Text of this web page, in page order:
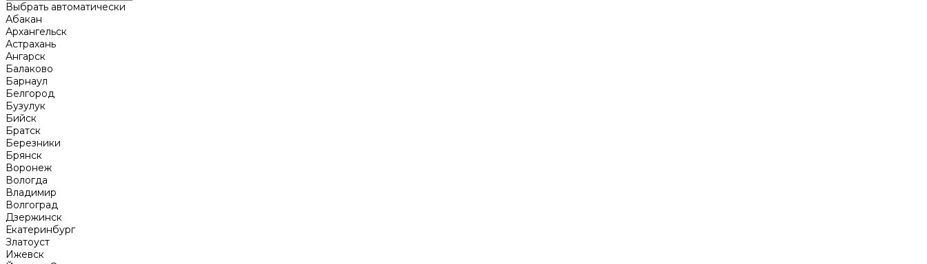
Выбрать автоматически
Абакан
Архангельск
Астрахань
Ангарск
Балаково
Барнаул
Белгород
Бузулук
Бийск
Братск
Березники
Брянск
Воронеж
Вологда
Владимир
Волгоград
Дзержинск
Екатеринбург
Златоуст
Ижевск